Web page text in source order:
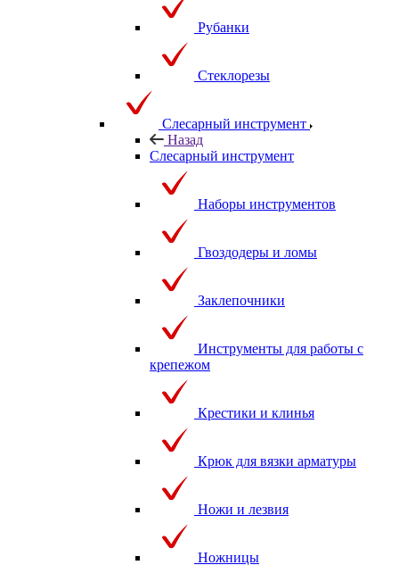
Рубанки
Стеклорезы
Слесарный инструмент
Назад
Слесарный инструмент
Наборы инструментов
Гвоздодеры и ломы
Заклепочники
Инструменты для работы с
крепежом
Крестики и клинья
Крюк для вязки арматуры
Ножи и лезвия
Ножницы